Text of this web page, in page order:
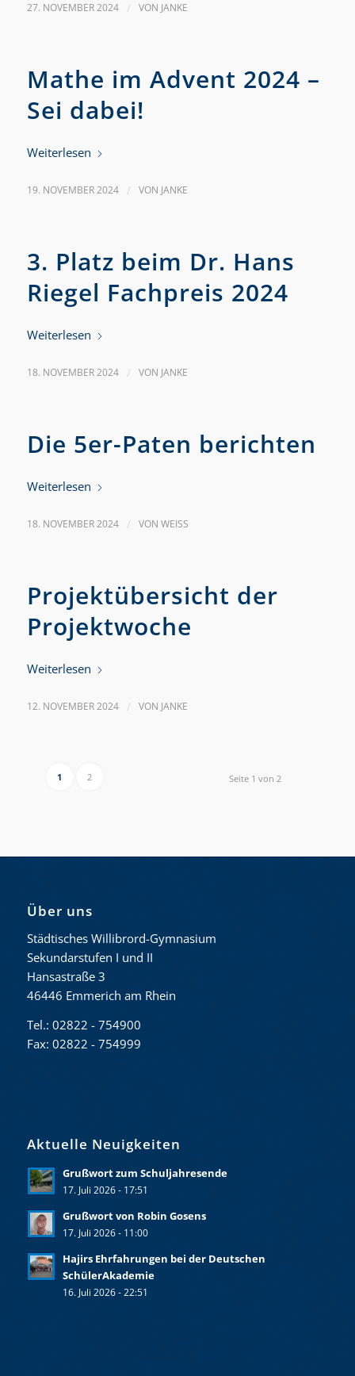
27. NOVEMBER 2024 / VON JANKE
Mathe im Advent 2024 –
Sei dabei!
Weiterlesen
19. NOVEMBER 2024 / VON JANKE
3. Platz beim Dr. Hans
Riegel Fachpreis 2024
Weiterlesen
18. NOVEMBER 2024 / VON JANKE
Die 5er-Paten berichten
Weiterlesen
18. NOVEMBER 2024 / VON WEISS
Projektübersicht der
Projektwoche
Weiterlesen
12. NOVEMBER 2024 / VON JANKE
Seite 1 von 2
1 2
Über uns
Städtisches Willibrord-Gymnasium
Sekundarstufen I und II
Hansastraße 3
46446 Emmerich am Rhein
Tel.: 02822 - 754900
Fax: 02822 - 754999
Aktuelle Neuigkeiten
Grußwort zum Schuljahresende
17. Juli 2026 - 17:51
Grußwort von Robin Gosens
17. Juli 2026 - 11:00
Hajirs Ehrfahrungen bei der Deutschen
SchülerAkademie
16. Juli 2026 - 22:51